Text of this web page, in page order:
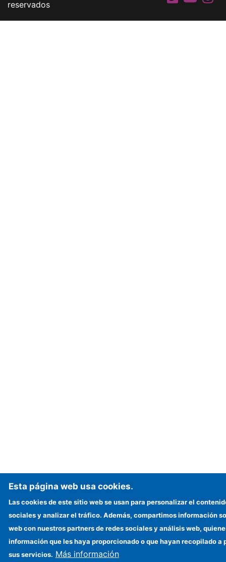
reservados
Esta página web usa cookies.
Las cookies de este sitio web se usan para personalizar el
sociales y analizar el tráfico. Además, compartimos información
web con nuestros partners de redes sociales y análisis web,
información que les haya proporcionado o que hayan recopilado a
sus servicios. Más información